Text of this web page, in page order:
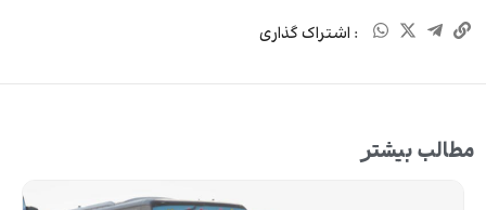
: اشتراک گذاری
مطالب بیشتر